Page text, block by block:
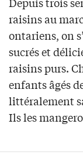
raisins au
ontariens, on
sucrés et
raisins purs.
enfants âgés
littéralement
Ils les